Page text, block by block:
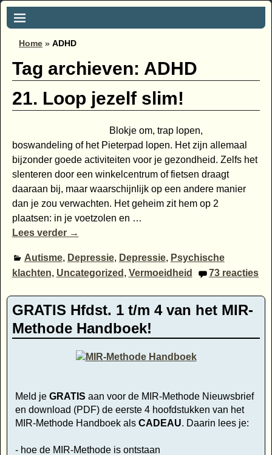
Home » ADHD
Tag archieven: ADHD
21. Loop jezelf slim!
Blokje om, trap lopen,
boswandeling of het Pieterpad lopen. Het zijn allemaal
bijzonder goede activiteiten voor je gezondheid. Zelfs het
slenteren door een winkelcentrum of fietsen draagt
daaraan bij, maar waarschijnlijk op een andere manier
dan je zou verwachten. Het geheim zit hem op 2
plaatsen: in je voetzolen en …
Lees verder →
Autisme, Depressie, Depressie, Psychische
klachten, Uncategorized , Vermoeidheid 73 reacties
GRATIS Hfdst. 1 t/m 4 van het MIR-
Methode Handboek!
Meld je GRATIS aan voor de MIR-Methode Nieuwsbrief
en download (PDF) de eerste 4 hoofdstukken van het
MIR-Methode Handboek als CADEAU. Daarin lees je:
- hoe de MIR-Methode is ontstaan